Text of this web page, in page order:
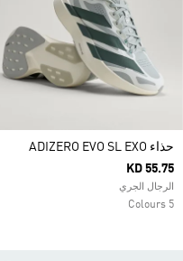
حذاء ADIZERO EVO SL EXO
KD 55.75
الرجال الجري
5 Colours